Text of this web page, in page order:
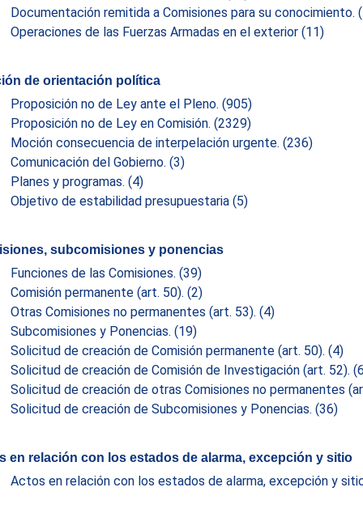
Documentación remitida a Comisiones para su conocimiento.
Operaciones de las Fuerzas Armadas en el exterior (11)
de orientación política
Proposición no de Ley ante el Pleno. (905)
Proposición no de Ley en Comisión. (2329)
Moción consecuencia de interpelación urgente. (236)
Comunicación del Gobierno. (3)
Planes y programas. (4)
Objetivo de estabilidad presupuestaria (5)
subcomisiones y ponencias
Funciones de las Comisiones. (39)
Comisión permanente (art. 50). (2)
Otras Comisiones no permanentes (art. 53). (4)
Subcomisiones y Ponencias. (19)
Solicitud de creación de Comisión permanente (art. 50). (4)
Solicitud de creación de Comisión de Investigación (art. 52).
Solicitud de creación de otras Comisiones no permanentes
Solicitud de creación de Subcomisiones y Ponencias. (36)
en relación con los estados de alarma, excepción y sitio
Actos en relación con los estados de alarma, excepción y